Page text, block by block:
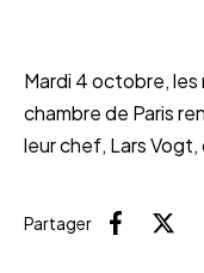
Mardi 4 octobre, les
chambre de Paris
leur chef, Lars
Partager Facebook
X